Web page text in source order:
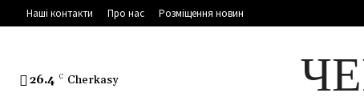
Наші контакти Про нас Розміщення новин
26.4 C Cherkasy